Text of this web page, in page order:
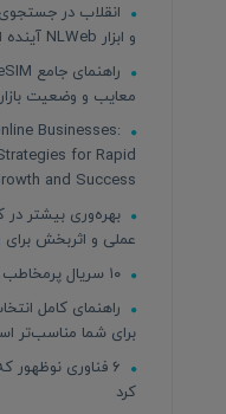
و ابزار NLWeb آینده اینترنت را بازتعریف می‌کند
معایب و وضعیت بازار
Businesses:
for Rapid
and Success
بهره‌وری بیشتر در
عملی و اثربخش
راهنمای کامل
برای شما مناسب‌تر
۶ فناوری نوظهور
کرد